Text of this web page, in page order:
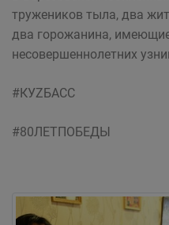
тружеников тыла, два
два горожанина,
несовершеннолетних
#КУZБАСС
#80ЛЕТПОБЕДЫ